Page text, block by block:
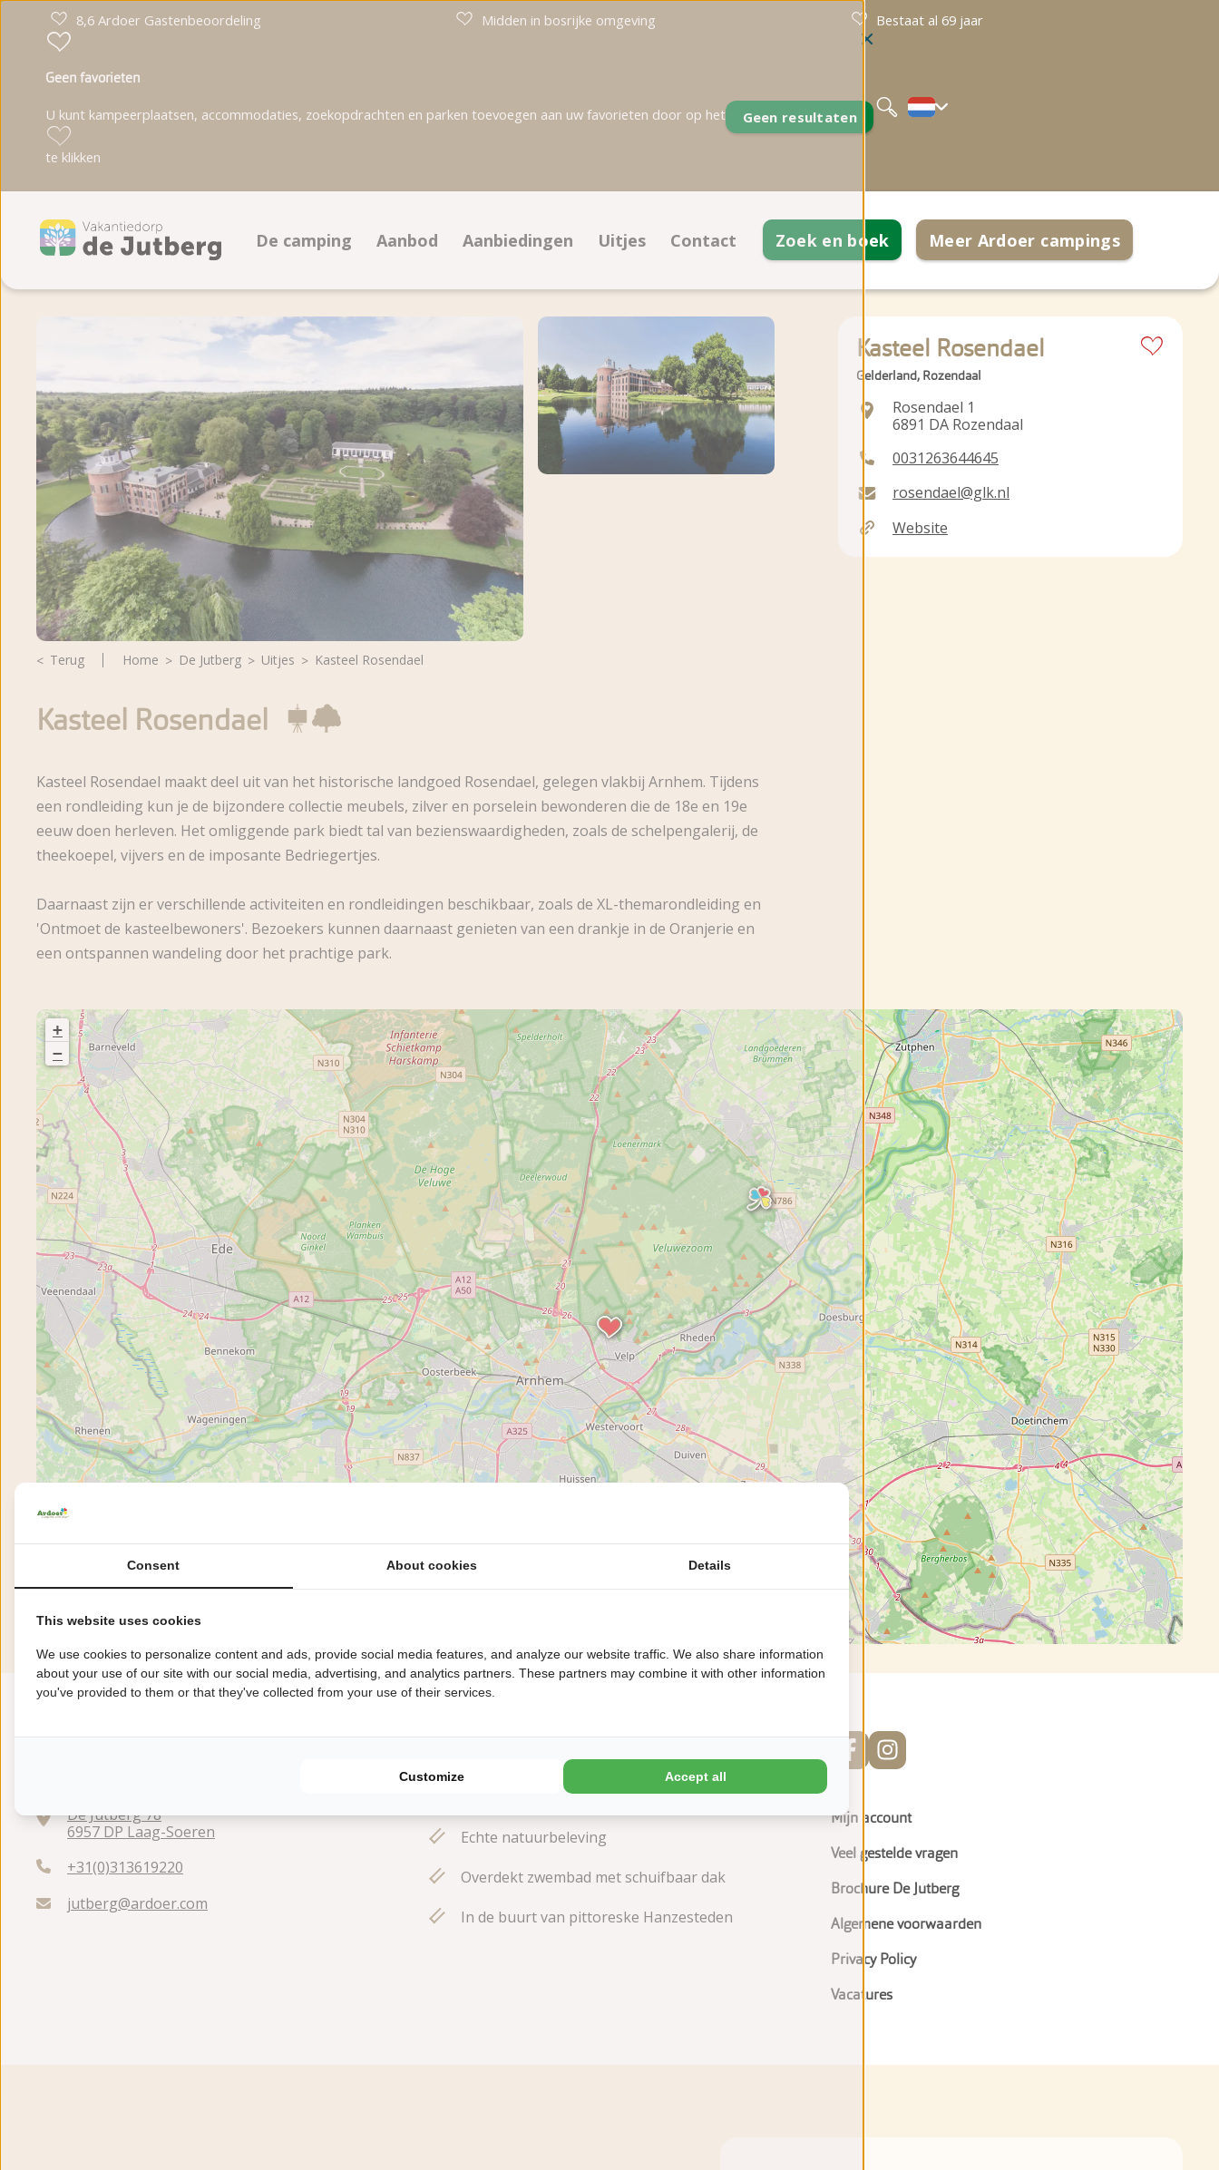
8,6 Ardoer Gastenbeoordeling Midden in bosrijke omgeving Bestaat al 69 jaar
Geen resultaten
Geen favorieten
U kunt kampeerplaatsen, accommodaties, zoekopdrachten en parken toevoegen aan uw favorieten door op het
te klikken
English
De camping
Faciliteiten
Animatieprogramma
Fotoalbum
Beoordelingen
Brochure
Aanbod
Kampeerplaatsen
Accommodaties
Boeken op plattegrond
Te koop
Aanbiedingen
Aanbiedingen kampeerplaatsen
Aanbiedingen accommodaties
ACSI / BestDeal CampingCard
Uitjes Contact
Contactinformatie
Openingstijden
Veelgestelde vragen
Zoek en boek Meer Ardoer campings
Terug Home De Jutberg Uitjes Kasteel Rosendael
Kasteel Rosendael
Kasteel Rosendael maakt deel uit van het historische landgoed Rosendael, gelegen vlakbij Arnhem. Tijdens
een rondleiding kun je de bijzondere collectie meubels, zilver en porselein bewonderen die de 18e en 19e
eeuw doen herleven. Het omliggende park biedt tal van bezienswaardigheden, zoals de schelpengalerij, de
theekoepel, vijvers en de imposante Bedriegertjes.
Daarnaast zijn er verschillende activiteiten en rondleidingen beschikbaar, zoals de XL-themarondleiding en
'Ontmoet de kasteelbewoners'. Bezoekers kunnen daarnaast genieten van een drankje in de Oranjerie en
een ontspannen wandeling door het prachtige park.
Kasteel Rosendael
Gelderland, Rozendaal
Rosendael 1
6891 DA Rozendaal
0031263644645
rosendael@glk.nl
Website
+
−
De Jutberg 78
6957 DP Laag-Soeren
+31(0)313619220
jutberg@ardoer.com
Aan de Veluwezoom, vlakbij de mooie Posbank
Kindvriendelijk door verschillende speeltuinen
Echte natuurbeleving
Overdekt zwembad met schuifbaar dak
In de buurt van pittoreske Hanzesteden
Mijn account
Veel gestelde vragen
Brochure De Jutberg
Algemene voorwaarden
Privacy Policy
Vacatures
Consent About cookies Details
This website uses cookies
We use cookies to personalize content and ads, provide social media features, and analyze our website traffic. We also share information
about your use of our site with our social media, advertising, and analytics partners. These partners may combine it with other information
you've provided to them or that they've collected from your use of their services.
Customize Accept all